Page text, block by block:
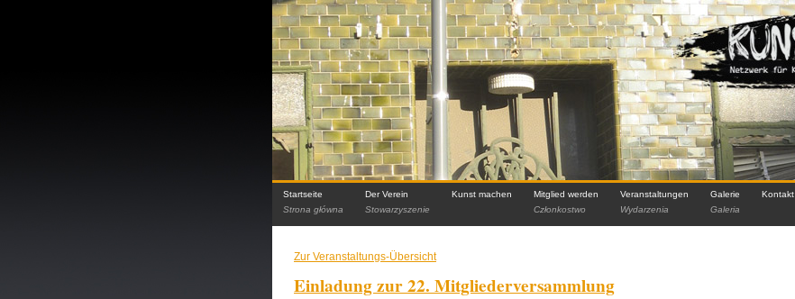
Startseite
Strona główna
Der Verein
Stowarzyszenie
Kunst machen
Mitglied werden
Członkostwo
Veranstaltungen
Wydarzenia
Galerie
Galeria
Kontakt
Zur Veranstaltungs-Übersicht
Einladung zur 22. Mitgliederversammlung